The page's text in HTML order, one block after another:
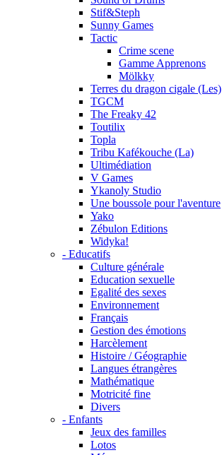
Stif&Steph
Sunny Games
Tactic
Crime scene
Gamme Apprenons
Mölkky
Terres du dragon cigale (Les)
TGCM
The Freaky 42
Toutilix
Topla
Tribu Kafékouche (La)
Ultimédiation
V Games
Ykanoly Studio
Une boussole pour l'aventure
Yako
Zébulon Editions
Widyka!
- Educatifs
Culture générale
Education sexuelle
Egalité des sexes
Environnement
Français
Gestion des émotions
Harcèlement
Histoire / Géographie
Langues étrangères
Mathématique
Motricité fine
Divers
- Enfants
Jeux des familles
Lotos